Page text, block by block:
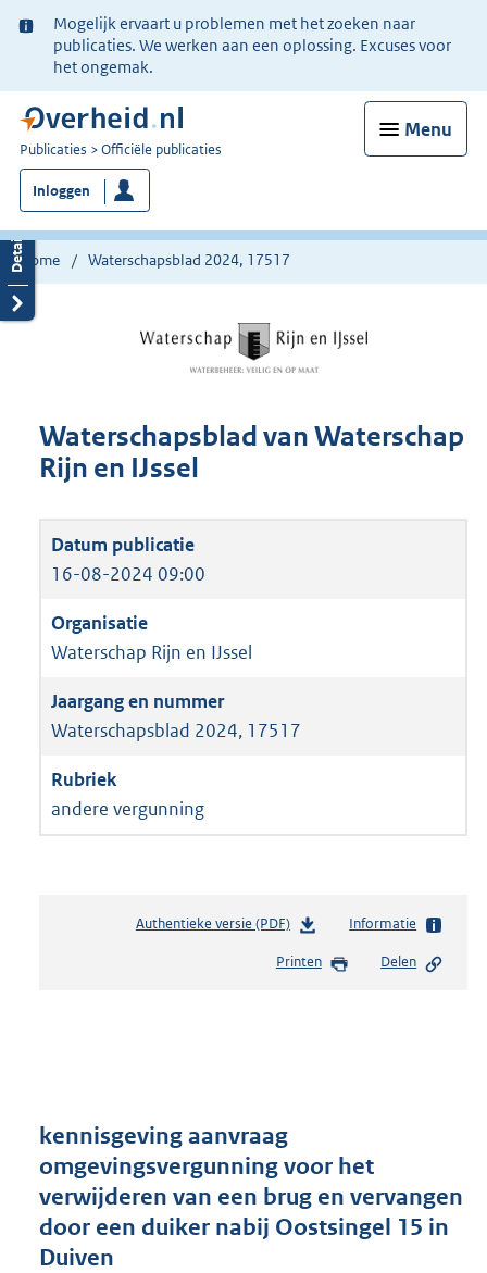
Ter
informatie:
Mogelijk ervaart u problemen met het zoeken naar
publicaties. We werken aan een oplossing. Excuses voor
het ongemak.
Menu
U
bent
nu
hier:
Publicaties Officiële publicaties
Inloggen
Home Waterschapsblad 2024, 17517
Waterschapsblad van Waterschap
Rijn en IJssel
16-08-2024 09:00
Waterschap Rijn en IJssel
Waterschapsblad 2024, 17517
andere vergunning
Authentieke versie (PDF)b
s
o
t
t
Informatie
Printen Delen
kennisgeving aanvraag
omgevingsvergunning voor het
verwijderen van een brug en vervangen
door een duiker nabij Oostsingel 15 in
Duiven